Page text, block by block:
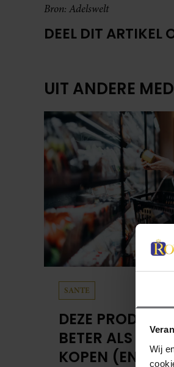
Wij
Bron: Adelswelt
DEEL DIT ARTIKEL
UIT ANDERE
SANTE
DEZE
BETER ALS
KOPEN (EN